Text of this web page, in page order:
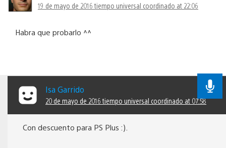
19 de mayo de 2016 tiempo universal coordinado at 22:06
Habra que probarlo ^^
Isa Garrido
20 de mayo de 2016 tiempo universal coordinado at 07:58
Con descuento para PS Plus :).